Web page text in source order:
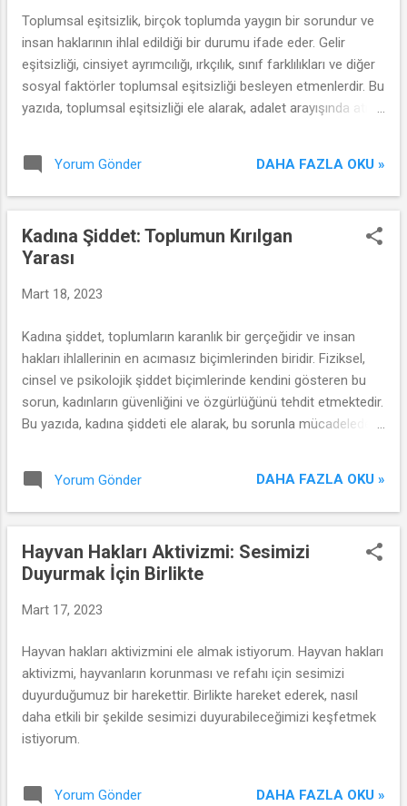
Toplumsal eşitsizlik, birçok toplumda yaygın bir sorundur ve
insan haklarının ihlal edildiği bir durumu ifade eder. Gelir
eşitsizliği, cinsiyet ayrımcılığı, ırkçılık, sınıf farklılıkları ve diğer
sosyal faktörler toplumsal eşitsizliği besleyen etmenlerdir. Bu
yazıda, toplumsal eşitsizliği ele alarak, adalet arayışında atılan
Yorum Gönder DAHA FAZLA OKU »
Kadına Şiddet: Toplumun Kırılgan
Yarası
Mart 18, 2023
Kadına şiddet, toplumların karanlık bir gerçeğidir ve insan
hakları ihlallerinin en acımasız biçimlerinden biridir. Fiziksel,
cinsel ve psikolojik şiddet biçimlerinde kendini gösteren bu
sorun, kadınların güvenliğini ve özgürlüğünü tehdit etmektedir.
Bu yazıda, kadına şiddeti ele alarak, bu sorunla mücadelede
Yorum Gönder DAHA FAZLA OKU »
Hayvan Hakları Aktivizmi: Sesimizi
Duyurmak İçin Birlikte
Mart 17, 2023
Hayvan hakları aktivizmini ele almak istiyorum. Hayvan hakları
aktivizmi, hayvanların korunması ve refahı için sesimizi
duyurduğumuz bir harekettir. Birlikte hareket ederek, nasıl
daha etkili bir şekilde sesimizi duyurabileceğimizi keşfetmek
istiyorum.
Yorum Gönder DAHA FAZLA OKU »